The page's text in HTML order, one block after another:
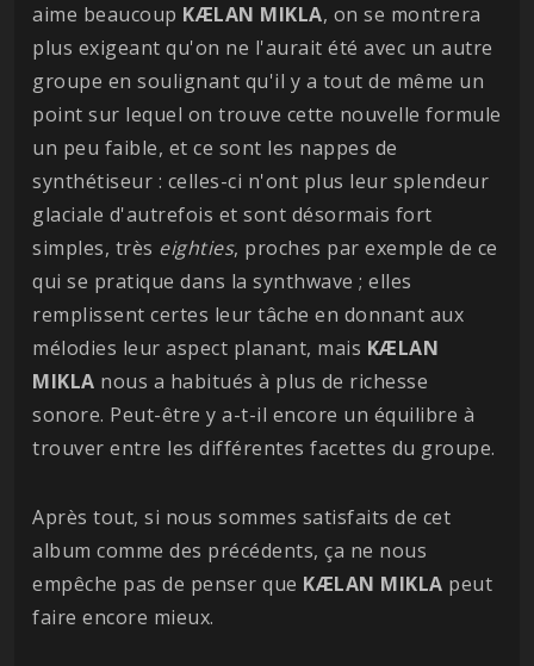
aime beaucoup KÆLAN MIKLA, on se montrera
plus exigeant qu'on ne l'aurait été avec un autre
groupe en soulignant qu'il y a tout de même un
point sur lequel on trouve cette nouvelle formule
un peu faible, et ce sont les nappes de
synthétiseur : celles-ci n'ont plus leur splendeur
glaciale d'autrefois et sont désormais fort
simples, très eighties, proches par exemple de ce
qui se pratique dans la synthwave ; elles
remplissent certes leur tâche en donnant aux
mélodies leur aspect planant, mais KÆLAN
MIKLA nous a habitués à plus de richesse
sonore. Peut-être y a-t-il encore un équilibre à
trouver entre les différentes facettes du groupe.
Après tout, si nous sommes satisfaits de cet
album comme des précédents, ça ne nous
empêche pas de penser que KÆLAN MIKLA peut
faire encore mieux.